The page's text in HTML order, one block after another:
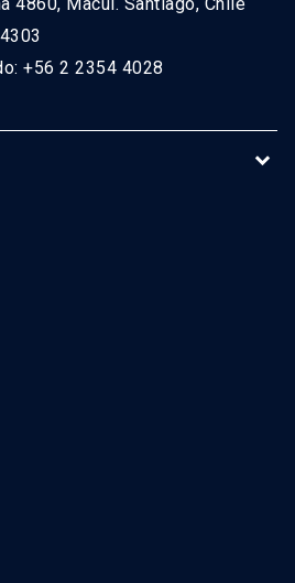
+56 2 2354 4028